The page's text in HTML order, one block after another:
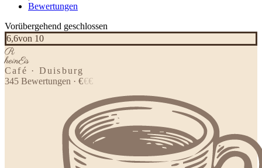
Bewertungen
Vorübergehend geschlossen
6,6von 10
R
heinEis
Café · Duisburg
345 Bewertungen · €€€